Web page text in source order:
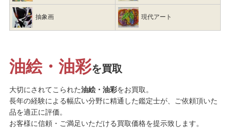
抽象画 現代アート
油絵・油彩を買取
大切にされてこられた油絵・油彩をお買取。
長年の経験による幅広い分野に精通した鑑定士が、ご依頼頂いた
品を適正に評価。
お客様に信頼・ご満足いただける買取価格を提示致します。